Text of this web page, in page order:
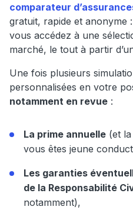
comparateur
gratuit, rapide et anonyme
vous accédez à une
marché, le tout à partir
Une fois plusieurs
personnalisées en votre
notamment en revue :
La prime annuelle (et
vous êtes jeune
Les garanties
de la Responsabilité
notamment),